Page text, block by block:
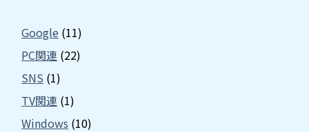
Google (11)
PC関連 (22)
SNS (1)
TV関連 (1)
Windows (10)